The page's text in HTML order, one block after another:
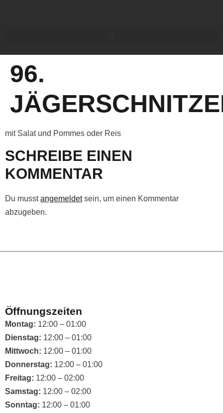
96.
mit Salat und Pommes oder Reis
SCHREIBE EINEN
KOMMENTAR
Du musstangemeldetsein, um einen Kommentar
abzugeben.
Öffnungszeiten
Montag: 12:00 – 01:00
Dienstag: 12:00 – 01:00
Mittwoch: 12:00 – 01:00
Donnerstag: 12:00 – 01:00
Freitag: 12:00 – 02:00
Samstag: 12:00 – 02:00
Sonntag: 12:00 – 01:00